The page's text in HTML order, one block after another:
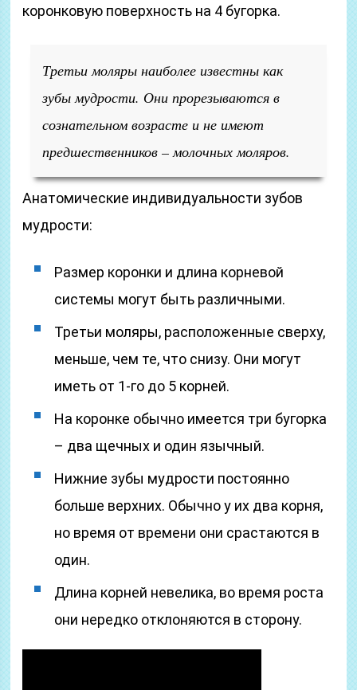
коронковую поверхность на 4 бугорка.
Третьи моляры наиболее известны как
зубы мудрости. Они прорезываются в
сознательном возрасте и не имеют
предшественников – молочных моляров.
Анатомические индивидуальности зубов
мудрости:
Размер коронки и длина корневой
системы могут быть различными.
Третьи моляры, расположенные сверху,
меньше, чем те, что снизу. Они могут
иметь от 1-го до 5 корней.
На коронке обычно имеется три бугорка
– два щечных и один язычный.
Нижние зубы мудрости постоянно
больше верхних. Обычно у их два корня,
но время от времени они срастаются в
один.
Длина корней невелика, во время роста
они нередко отклоняются в сторону.